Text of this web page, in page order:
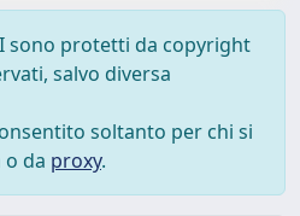
sono protetti da copyright
salvo diversa
soltanto per chi si
da proxy.